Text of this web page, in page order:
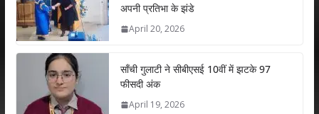
A
p
p
o
o
dI
अपनी प्रतिभा के झंडे
April 20, 2026
साँची गुलाटी ने सीबीएसई 10वीं में झटके 97
फीसदी अंक
April 19, 2026